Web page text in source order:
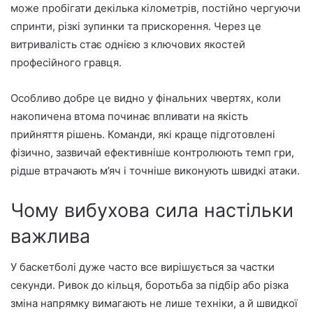
може пробігати декілька кілометрів, постійно чергуючи
спринти, різкі зупинки та прискорення. Через це
витривалість стає однією з ключових якостей
професійного гравця.
Особливо добре це видно у фінальних чвертях, коли
накопичена втома починає впливати на якість
прийняття рішень. Команди, які краще підготовлені
фізично, зазвичай ефективніше контролюють темп гри,
рідше втрачають м’яч і точніше виконують швидкі атаки.
Чому вибухова сила настільки
важлива
У баскетболі дуже часто все вирішується за частки
секунди. Ривок до кільця, боротьба за підбір або різка
зміна напрямку вимагають не лише техніки, а й швидкої